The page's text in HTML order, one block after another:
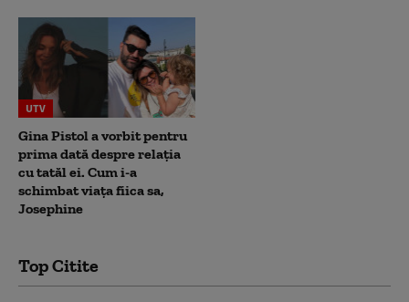
UTV
Gina Pistol a vorbit pentru
prima dată despre relația
cu tatăl ei. Cum i-a
schimbat viața fiica sa,
Josephine
Top Citite